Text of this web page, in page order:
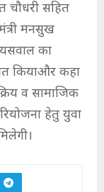
चौधरी सहित
मनसुख
का
कियाऔर कहा
व सामाजिक
हेतु युवा